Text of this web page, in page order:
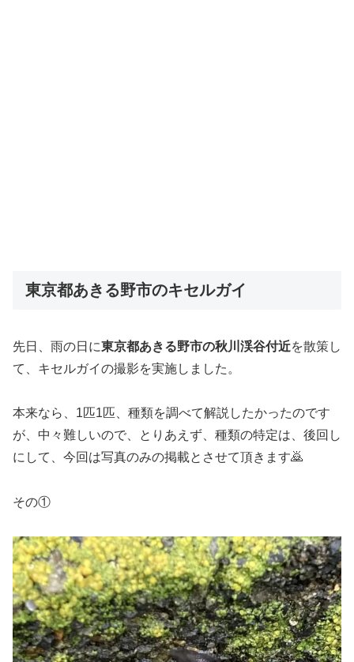
東京都あきる野市のキセルガイ
先日、雨の日に東京都あきる野市の秋川渓谷付近を散策し
て、キセルガイの撮影を実施しました。
本来なら、1匹1匹、種類を調べて解説したかったのです
が、中々難しいので、とりあえず、種類の特定は、後回し
にして、今回は写真のみの掲載とさせて頂きます🙇
その①